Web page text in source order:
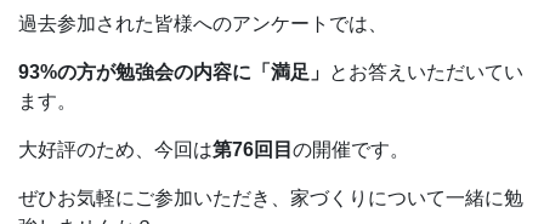
過去参加された皆様へのアンケートでは、
93%の方が勉強会の内容に「満足」 とお答えいただいてい
ます。
大好評のため、今回は第76回目 の開催です。
ぜひお気軽にご参加いただき、家づくりについて一緒に勉